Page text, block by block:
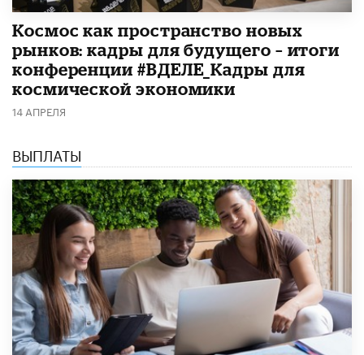
Космос как пространство новых
рынков: кадры для будущего – итоги
конференции #ВДЕЛЕ_Кадры для
космической экономики
14 АПРЕЛЯ
ВЫПЛАТЫ